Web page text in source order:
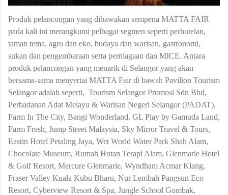
Produk pelancongan yang dibawakan sempena MATTA FAIR
pada kali ini merangkumi pelbagai segmen seperti perhotelan,
taman tema, agro dan eko, budaya dan warisan, gastronomi,
sukan dan pengembaraan serta perniagaan dan MICE. Antara
produk pelancongan yang menarik di Selangor yang akan
bersama-sama menyertai MATTA Fair di bawah Pavilion Tourism
Selangor adalah seperti, Tourism Selangor Promosi Sdn Bhd,
Perbadanan Adat Melayu & Warisan Negeri Selangor (PADAT),
Farm In The City, Bangi Wonderland, GL Play by Gamuda Land,
Farm Fresh, Jump Street Malaysia, Sky Mirror Travel & Tours,
Eastin Hotel Petaling Jaya, Wet World Water Park Shah Alam,
Chocolate Museum, Rumah Hutan Terapi Alam, Glenmarie Hotel
& Golf Resort, Mercure Glenmarie, Wyndham Acmar Klang,
Fraser Valley Kuala Kubu Bharu, Nur Lembah Pangsun Eco
Resort, Cyberview Resort & Spa, Jungle School Gombak,